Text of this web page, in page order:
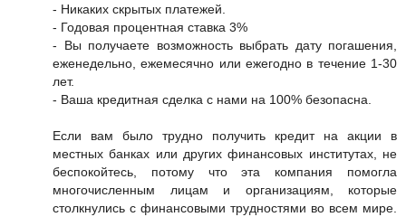
- Никаких скрытых платежей.
- Годовая процентная ставка 3%
- Вы получаете возможность выбрать дату погашения,
еженедельно, ежемесячно или ежегодно в течение 1-30
лет.
- Ваша кредитная сделка с нами на 100% безопасна.
Если вам было трудно получить кредит на акции в
местных банках или других финансовых институтах, не
беспокойтесь, потому что эта компания помогла
многочисленным лицам и организациям, которые
столкнулись с финансовыми трудностями во всем мире.